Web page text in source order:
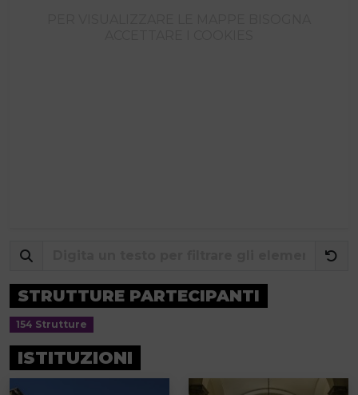
STRUTTURE PARTECIPANTI
154 Strutture
ISTITUZIONI